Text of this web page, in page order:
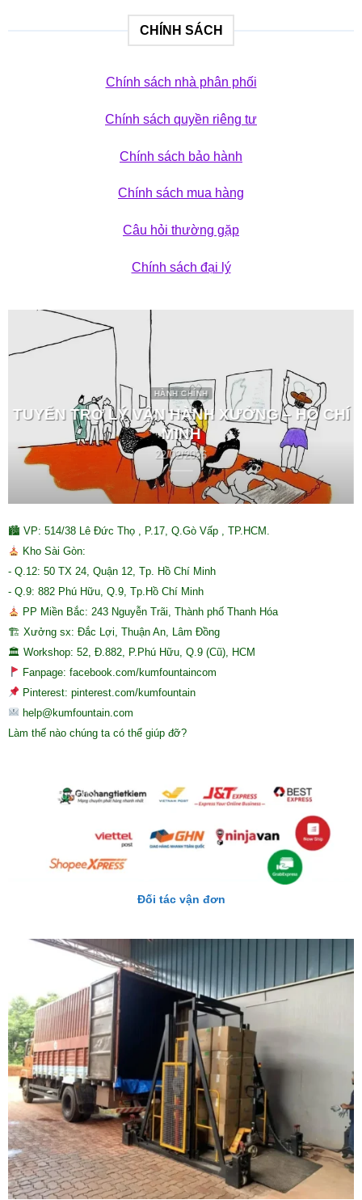
CHÍNH SÁCH
Chính sách nhà phân phối
Chính sách quyền riêng tư
Chính sách bảo hành
Chính sách mua hàng
Câu hỏi thường gặp
Chính sách đại lý
HÀNH CHÍNH
TUYỂN TRỢ LÝ VẬN HÀNH XƯỞNG – HỒ CHÍ
MINH
22/02/2026
🏙 VP: 514/38 Lê Đức Thọ , P.17, Q.Gò Vấp , TP.HCM.
Kho Sài Gòn:
- Q.12: 50 TX 24, Quận 12, Tp. Hồ Chí Minh
- Q.9: 882 Phú Hữu, Q.9, Tp.Hồ Chí Minh
PP Miền Bắc: 243 Nguyễn Trãi, Thành phố Thanh Hóa
🏗 Xưởng sx: Đắc Lợi, Thuận An, Lâm Đồng
🏛 Workshop: 52, Đ.882, P.Phú Hữu, Q.9 (Cũ), HCM
Fanpage: facebook.com/kumfountaincom
Pinterest: pinterest.com/kumfountain
help@kumfountain.com
Làm thế nào chúng ta có thể giúp đỡ?
Đối tác vận đơn